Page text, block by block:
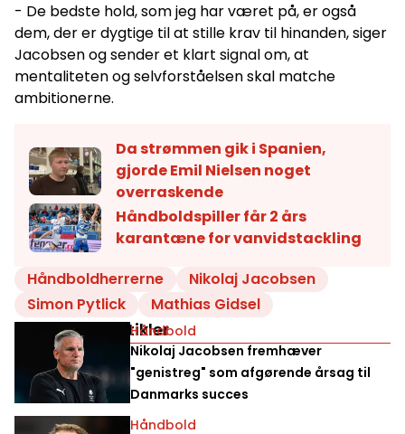
- De bedste hold, som jeg har været på, er også
dem, der er dygtige til at stille krav til hinanden, siger
Jacobsen og sender et klart signal om, at
mentaliteten og selvforståelsen skal matche
ambitionerne.
Da strømmen gik i Spanien,
gjorde Emil Nielsen noget
overraskende
Håndboldspiller får 2 års
karantæne for vanvidstackling
Håndboldherrerne
Nikolaj Jacobsen
Simon Pytlick
Mathias Gidsel
Relaterede artikler
Håndbold
Nikolaj Jacobsen fremhæver
"genistreg" som afgørende årsag til
Danmarks succes
Håndbold